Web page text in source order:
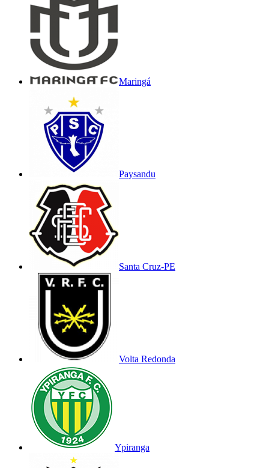
Maringá
Paysandu
Santa Cruz-PE
Volta Redonda
Ypiranga